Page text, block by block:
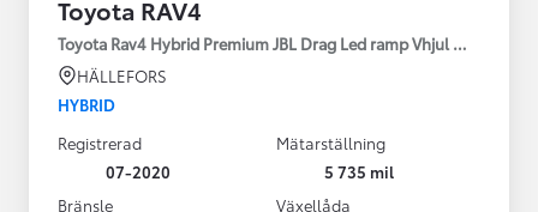
Toyota RAV4
Toyota Rav4 Hybrid Premium JBL Drag Led ramp Vhjul motorv
HÄLLEFORS
HYBRID
Registrerad
07-2020
Mätarställning
5 735 mil
Bränsle
Växellåda